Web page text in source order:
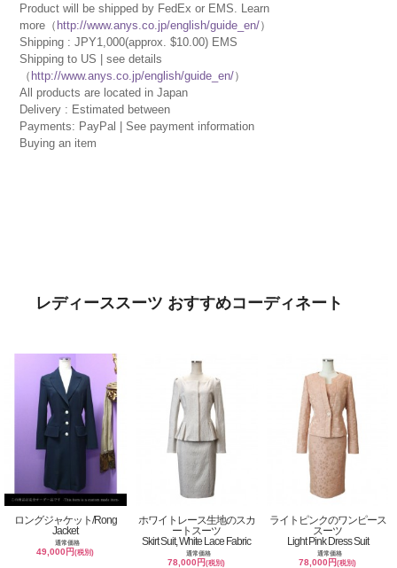
Product will be shipped by FedEx or EMS. Learn
more（ http://www.anys.co.jp/english/guide_en/）
Shipping : JPY1,000(approx. $10.00) EMS
Shipping to US | see details
（ http://www.anys.co.jp/english/guide_en/）
All products are located in Japan
Delivery : Estimated between
Payments: PayPal | See payment information
Buying an item
レディーススーツ おすすめコーディネート
ロングジャケット/Rong
Jacket
通常価格
49,000円(税別)
ホワイトレース生地のスカ
ートスーツ
Skirt Suit, White Lace Fabric
通常価格
78,000円(税別)
ライトピンクのワンピース
スーツ
Light Pink Dress Suit
通常価格
78,000円(税別)